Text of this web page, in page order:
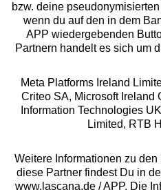
Unsere Apps
Gratis Versand ab 50 €
bzw. deine
wenn du auf den in dem
APP wiedergebenden
Partnern handelt es sich um
Meta Platforms Ireland
Criteo SA, Microsoft Ireland
Information Technologies
Limited, RTB
Weitere Informationen zu
diese Partner findest Du in
www.lascana.de / APP. Die